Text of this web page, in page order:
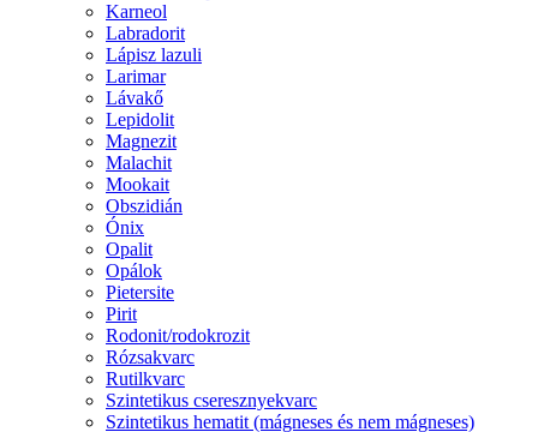
Karneol
Labradorit
Lápisz lazuli
Larimar
Lávakő
Lepidolit
Magnezit
Malachit
Mookait
Obszidián
Ónix
Opalit
Opálok
Pietersite
Pirit
Rodonit/rodokrozit
Rózsakvarc
Rutilkvarc
Szintetikus cseresznyekvarc
Szintetikus hematit (mágneses és nem mágneses)